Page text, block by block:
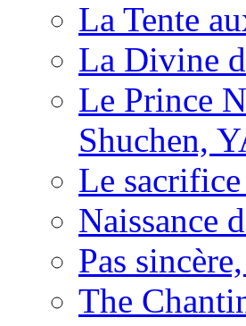
La Tente
La Divine
Le Prince
Shuchen,
Le
Naissance
Pas
The